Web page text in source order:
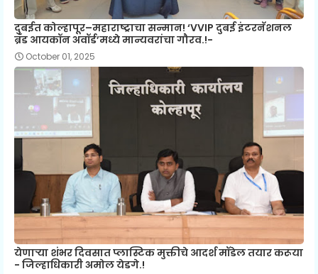
दुबईत कोल्हापूर–महाराष्ट्राचा सन्मान! ‘VVIP दुबई इंटरनॅशनल
ब्रँड आयकॉन अवॉर्ड’मध्ये मान्यवरांचा गौरव.!-
October 01, 2025
येणाऱ्या शंभर दिवसात प्लास्टिक मुक्तीचे आदर्श मॉडेल तयार करूया
- जिल्हाधिकारी अमोल येडगे.!